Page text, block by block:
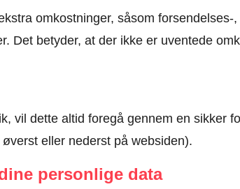
omkostninger, såsom forsendelses-
Det betyder, at der ikke er uventede
vil dette altid foregå gennem en sikker
eller nederst på websiden).
personlige data